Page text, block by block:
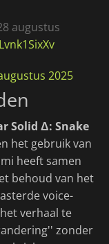
augustus
2025
Solid Δ: Snake
het gebruik van
heeft samen
behoud van het
voice-
verhaal te
zonder